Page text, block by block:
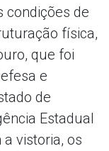
condições de
física,
que foi
e
de
Estadual
a vistoria, os